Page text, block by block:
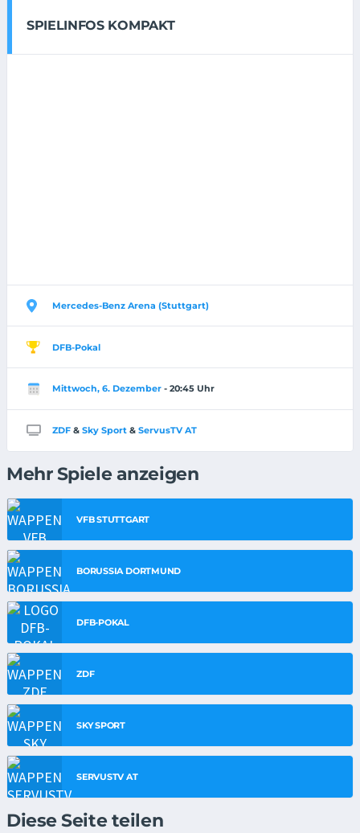
SPIELINFOS KOMPAKT
Mercedes-Benz Arena (Stuttgart)
DFB-Pokal
Mittwoch, 6. Dezember - 20:45 Uhr
ZDF & Sky Sport & ServusTV AT
Mehr Spiele anzeigen
VFB STUTTGART
BORUSSIA DORTMUND
DFB-POKAL
ZDF
SKY SPORT
SERVUSTV AT
Diese Seite teilen